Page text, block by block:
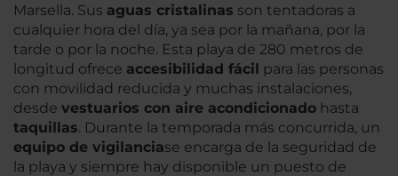
Marsella. Sus aguas cristalinas son tentadoras a
cualquier hora del día, ya sea por la mañana, por la
tarde o por la noche. Esta playa de 280 metros de
longitud ofrece accesibilidad fácil para las personas
con movilidad reducida y muchas instalaciones,
desde vestuarios con aire acondicionado hasta
taquillas. Durante la temporada más concurrida, un
equipo de vigilanciase encarga de la seguridad de
la playa y siempre hay disponible un puesto de